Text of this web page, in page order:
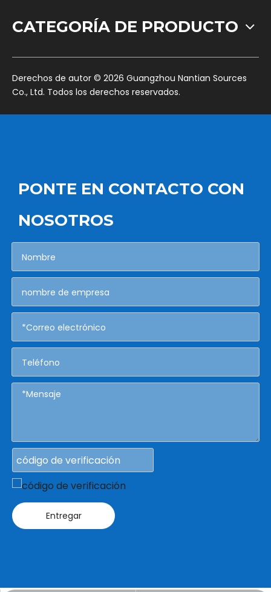
CATEGORÍA DE PRODUCTO
​Derechos de autor © 2026 Guangzhou Nantian Sources
Co., Ltd. Todos los derechos reservados.
PONTE EN CONTACTO CON
NOSOTROS
Entregar